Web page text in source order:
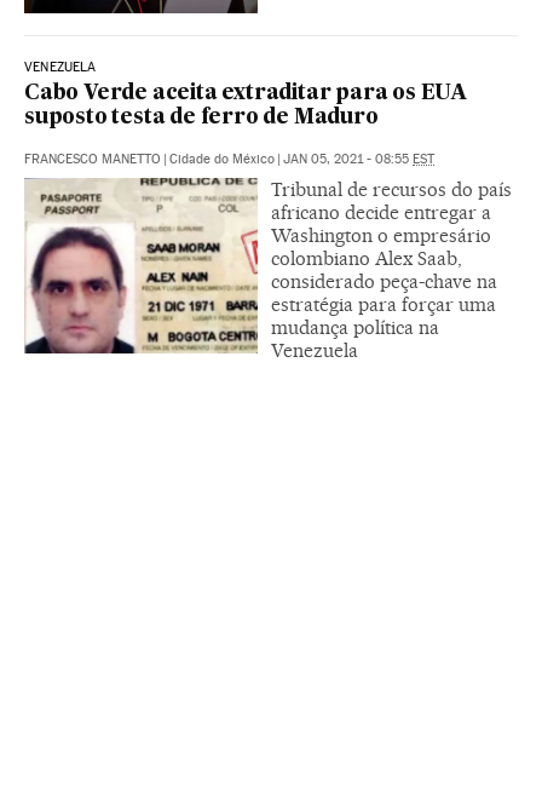
VENEZUELA
Cabo Verde aceita extraditar para os EUA
suposto testa de ferro de Maduro
FRANCESCO MANETTO | Cidade do México | JAN 05, 2021 - 08:55 EST
Tribunal de recursos do país
africano decide entregar a
Washington o empresário
colombiano Alex Saab,
considerado peça-chave na
estratégia para forçar uma
mudança política na
Venezuela